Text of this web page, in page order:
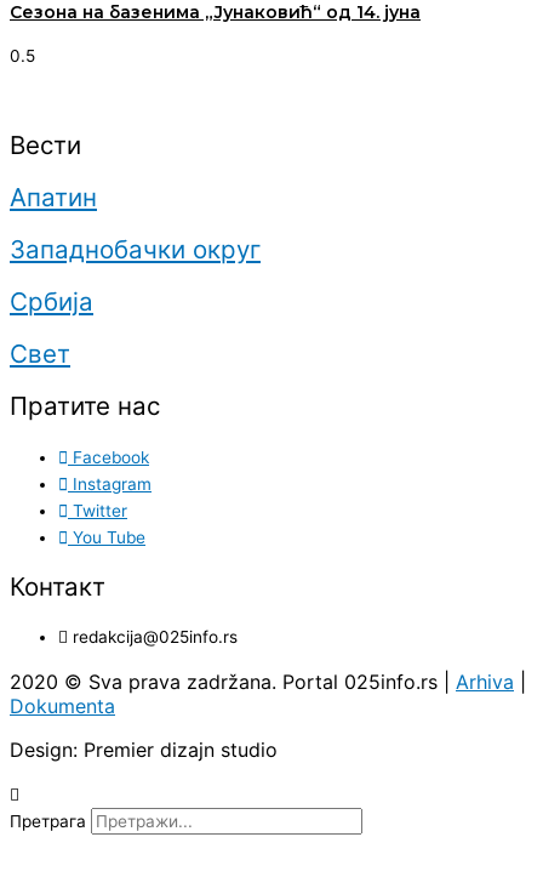
Сезона на базенима „Јунаковић“ од 14. јуна
Вести
Апатин
Западнобачки округ
Србија
Свет
Пратите нас
Facebook
Instagram
Twitter
You Tube
Контакт
redakcija@025info.rs
2020 © Sva prava zadržana. Portal 025info.rs | Arhiva
Dokumenta
Design: Premier dizajn studio
Претрага